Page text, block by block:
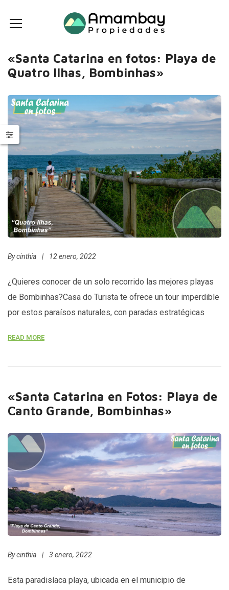
«Santa Catarina en fotos: Playa de
Quatro Ilhas, Bombinhas»
Bycinthia | 12 enero, 2022
¿Quieres conocer de un solo recorrido las mejores playas
de Bombinhas?Casa do Turista te ofrece un tour imperdible
por estos paraísos naturales, con paradas estratégicas
paisaje.Viajarás en un transporte especialmente adaptado
READ MORE
«Santa Catarina en Fotos: Playa de
Canto Grande, Bombinhas»
Bycinthia | 3 enero, 2022
Esta paradisíaca playa, ubicada en el municipio de